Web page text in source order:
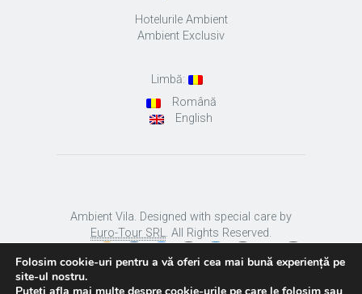
Hotelurile Ambient
Ambient Exclusiv
Limbă:
Română
English
Ambient Vila. Designed with special care by
Euro-Tour SRL. All Rights Reserved.
Folosim cookie-uri pentru a vă oferi cea mai bună experiență pe
site-ul nostru.